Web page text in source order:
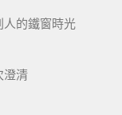
人的鐵窗時光
澄清